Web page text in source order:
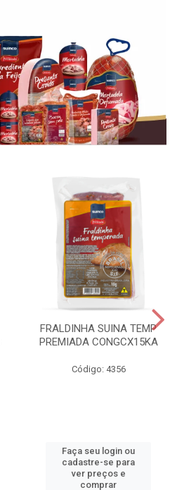
FRALDINHA SUINA TEMP
PREMIADA CONGCX15KA
Código: 4356
Faça seu login ou
cadastre-se para
ver preços e
comprar